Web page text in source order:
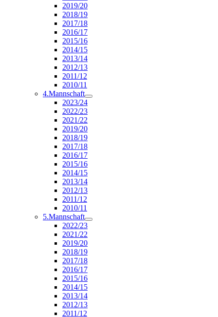
2019/20
2018/19
2017/18
2016/17
2015/16
2014/15
2013/14
2012/13
2011/12
2010/11
4.Mannschaft
2023/24
2022/23
2021/22
2019/20
2018/19
2017/18
2016/17
2015/16
2014/15
2013/14
2012/13
2011/12
2010/11
5.Mannschaft
2022/23
2021/22
2019/20
2018/19
2017/18
2016/17
2015/16
2014/15
2013/14
2012/13
2011/12